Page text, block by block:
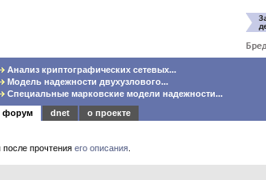
Анализ криптографических сетевых...
Модель надежности двухузлового...
Специальные марковские модели надежности...
форум dnet
о проекте
прочтения его описания